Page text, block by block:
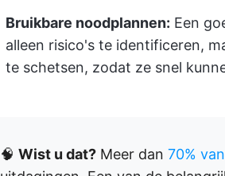
Bruikbare noodplannen: Een
alleen risico's te identificeren,
te schetsen, zodat ze snel
🧠 Wist u dat? Meer dan 70%